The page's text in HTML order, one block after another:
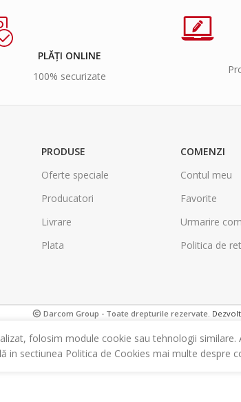
PLĂȚI ONLINE
100% securizate
PRODUSE
Oferte speciale
Producatori
Livrare
Plata
COMENZI
Contul meu
Favorite
Urmarire
Politica de
Darcom Group - Toate drepturile rezervate.
folosim module cookie sau tehnologii
sectiunea Politica de Cookies mai multe despre